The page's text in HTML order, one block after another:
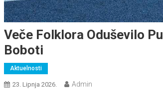
Veče Folklora Oduševilo
Boboti
Aktuelnosti
23. Lipnja 2026. Admin